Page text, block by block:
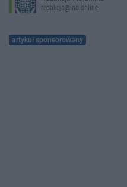
redakcja@ino.online
artykuł sponsorowany